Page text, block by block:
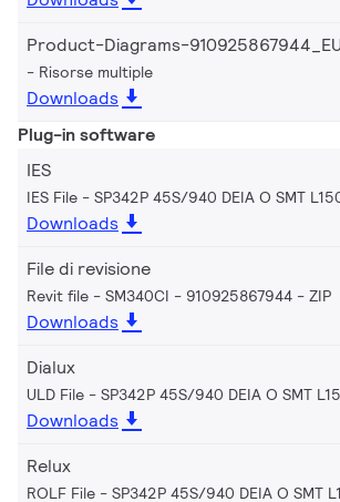
Product-Diagrams-
Risorse multiple
Downloads
Plug-in software
IES
IES File - SP342P 45S/940 DEIA O SMT
Downloads
File di revisione
Revit file - SM340CI - 910925867944 ZIP
Downloads
Dialux
ULD File - SP342P 45S/940 DEIA O SMT
Downloads
Relux
ROLF File - SP342P 45S/940 DEIA O SMT